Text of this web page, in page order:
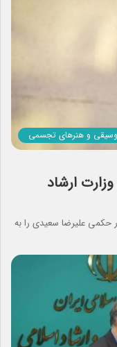
و هنرهای تجسمی
ارشاد
حکمی علیرضا سعیدی را به